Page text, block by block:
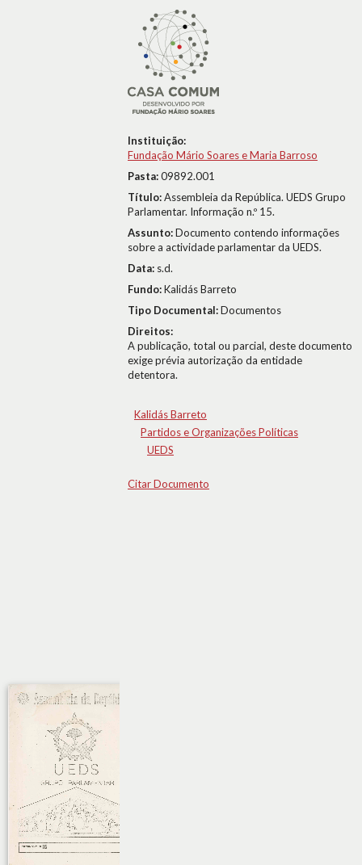
Instituição:
Fundação Mário Soares e Maria Barroso
Pasta:09892.001
Título:Assembleia da República. UEDS Grupo
Parlamentar. Informação n.º 15.
Assunto:Documento contendo informações
sobre a actividade parlamentar da UEDS.
Data: s.d.
Fundo:Kalidás Barreto
Tipo Documental:Documentos
Direitos:
A publicação, total ou parcial, deste documento
exige prévia autorização da entidade
detentora.
Kalidás Barreto
Partidos e Organizações Políticas
UEDS
Citar Documento